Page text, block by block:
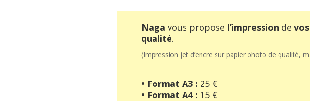
Naga vous propose l’impression de
qualité.
(Impression jet d’encre sur papier photo de qualité,
• Format A3 : 25 €
• Format A4 : 15 €